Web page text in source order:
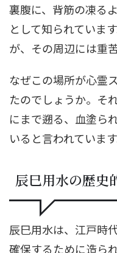
裏腹に、背筋の凍る
として知られていま
が、その周辺には重
なぜこの場所が心霊
たのでしょうか。そ
にまで遡る、血塗ら
いると言われています
辰巳用水の歴史
辰巳用水は、江戸時
確保するために造ら